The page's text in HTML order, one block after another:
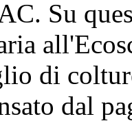
Su
di
dal